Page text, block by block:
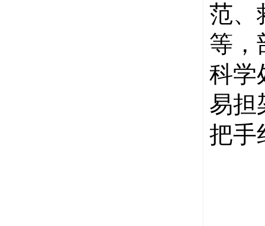
范、
等，
科学
易担
把手